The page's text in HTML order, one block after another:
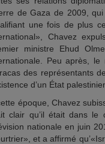
de Gaza de 2009,
une fois de plus
Chavez
ministre Ehud
Peu après,
des représentants
d’un État
époque, Chavez
clair qu’il était dans le
nationale en juin
et a affirmé